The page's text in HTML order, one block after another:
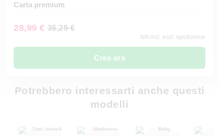
Carta premium
28,99 € 36,29 €
IVA incl. escl. spedizione
Crea ora
Potrebbero interessarti anche questi
modelli